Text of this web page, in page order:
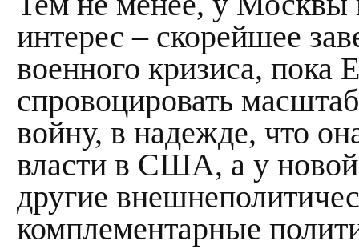
интерес – скорейшее
военного кризиса, пока
спровоцировать
войну, в надежде, что
власти в США, а у новой
другие
комплементарные